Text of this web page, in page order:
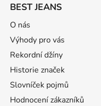
BEST JEANS
O nás
Výhody pro vás
Rekordní džíny
Historie značek
Slovníček pojmů
Hodnocení zákazníků